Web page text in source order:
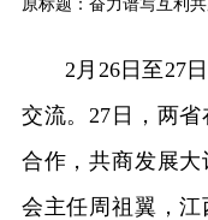
原标题：奋力谱写互利
2月26日至27
交流。27日，两
合作，共商发展
会主任周祖翼，